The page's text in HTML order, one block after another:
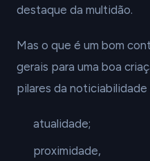
destaque da multidão.
Mas o que é um bom
gerais para uma boa
pilares da noticiabilidade
atualidade;
proximidade,